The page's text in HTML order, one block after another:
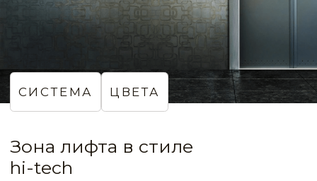
Зона лифта в стиле
СИСТЕМА ЦВЕТА